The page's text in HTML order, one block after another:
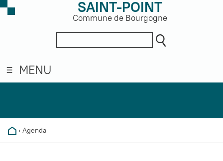
SAINT-POINT
Commune de Bourgogne
MENU
› Agenda